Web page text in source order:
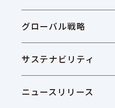
グローバル戦略
サステナビリティ
ニュースリリース